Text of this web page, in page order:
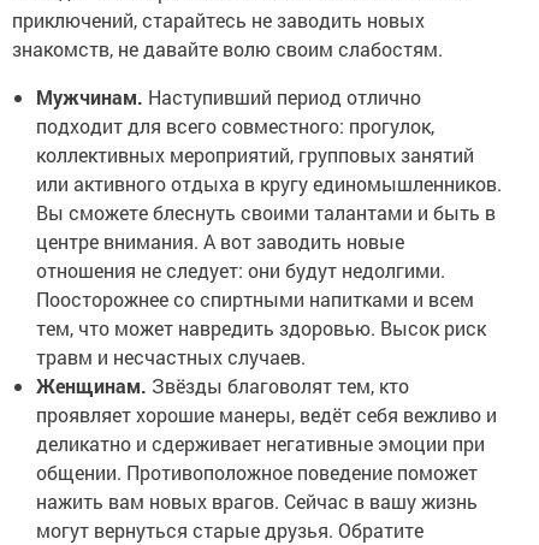
приключений, старайтесь не заводить новых
знакомств, не давайте волю своим слабостям.
Мужчинам. Наступивший период отлично
подходит для всего совместного: прогулок,
коллективных мероприятий, групповых занятий
или активного отдыха в кругу единомышленников.
Вы сможете блеснуть своими талантами и быть в
центре внимания. А вот заводить новые
отношения не следует: они будут недолгими.
Поосторожнее со спиртными напитками и всем
тем, что может навредить здоровью. Высок риск
травм и несчастных случаев.
Женщинам. Звёзды благоволят тем, кто
проявляет хорошие манеры, ведёт себя вежливо и
деликатно и сдерживает негативные эмоции при
общении. Противоположное поведение поможет
нажить вам новых врагов. Сейчас в вашу жизнь
могут вернуться старые друзья. Обратите